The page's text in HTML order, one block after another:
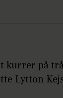
på
Lytton